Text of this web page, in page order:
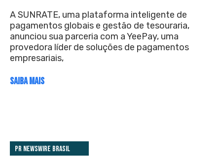
A SUNRATE, uma plataforma inteligente de
pagamentos globais e gestão de tesouraria,
anunciou sua parceria com a YeePay, uma
provedora líder de soluções de pagamentos
empresariais,
SAIBA MAIS
PR Newswire Brasil